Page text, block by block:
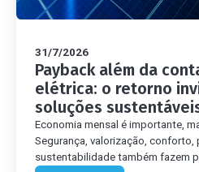
31/7/2026
Payback além da
elétrica: o retorno
soluções
Economia mensal é importante,
Segurança, valorização, conforto,
sustentabilidade também fazem